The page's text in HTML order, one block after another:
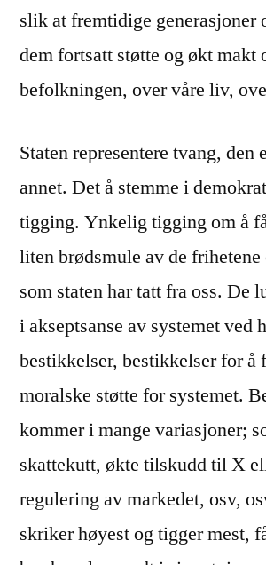
slik at fremtidige generasjoner
dem fortsatt støtte og økt makt
befolkningen, over våre liv,
Staten representere tvang, den
annet. Det å stemme i
tigging. Ynkelig tigging om å
liten brødsmule av de frihetene
som staten har tatt fra oss. De
i akseptsanse av systemet ved
bestikkelser, bestikkelser for å
moralske støtte for systemet.
kommer i mange variasjoner;
skattekutt, økte tilskudd til X
regulering av markedet, osv,
skriker høyest og tigger mest,